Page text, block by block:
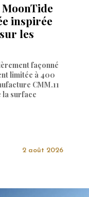
inspirée
les
façonné
limitée à 400
CMM.11
la surface
2 août 2026